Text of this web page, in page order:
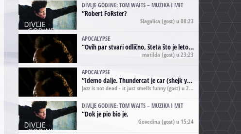
DIVLJE GODINE: TOM WAITS – MUZIKA I MIT
“Robert FoRster?
Slagalica (gost) u 08:23
APOCALYPSE
“Ovih par stvari odlično, šteta što je leto pri kraju, a kaput koji te vervoatno podseća na pirotski ćilim je iz tradicije Navaho indijanaca ;)
matilda (gost) u 23:23
APOCALYPSE
“Idemo dalje. Thundercat je car (shejk yerbuti )!
Jazz is not dead - it just smells funny(gost) u 20:11
DIVLJE GODINE: TOM WAITS – MUZIKA I MIT
“Dok je pio bio je.
Govedina (gost) u 15:24